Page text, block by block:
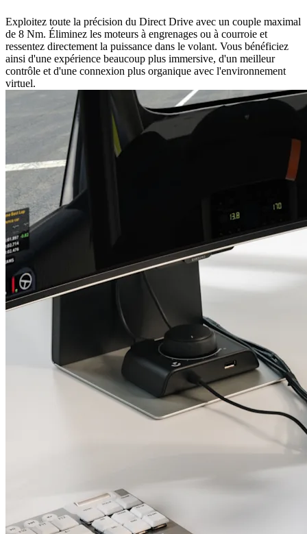
Exploitez toute la précision du Direct Drive avec un couple maximal
de 8 Nm. Éliminez les moteurs à engrenages ou à courroie et
ressentez directement la puissance dans le volant. Vous bénéficiez
ainsi d'une expérience beaucoup plus immersive, d'un meilleur
contrôle et d'une connexion plus organique avec l'environnement
virtuel.